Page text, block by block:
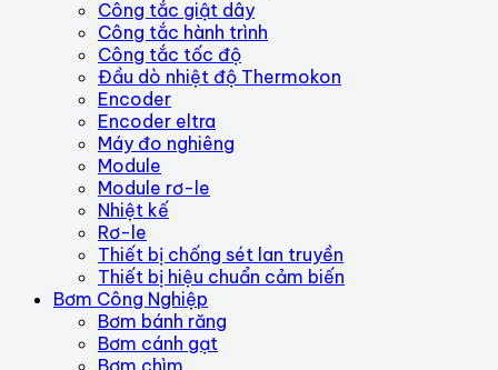
Công tắc giật dây
Công tắc hành trình
Công tắc tốc độ
Đầu dò nhiệt độ Thermokon
Encoder
Encoder eltra
Máy đo nghiêng
Module
Module rơ-le
Nhiệt kế
Rơ-le
Thiết bị chống sét lan truyền
Thiết bị hiệu chuẩn cảm biến
Bơm Công Nghiệp
Bơm bánh răng
Bơm cánh gạt
Bơm chìm